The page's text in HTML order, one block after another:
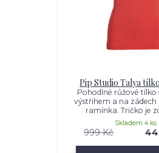
Pip Studio Talya
Pohodlné růžové tílko
výstřihem a na zádech
ramínka. Tričko je
999 Kč
Skladem 4 ks